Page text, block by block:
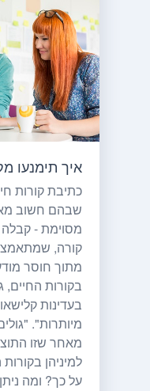
איך תימנעו
כתיבת קורות
שבהם חשוב
מסוימת -
קורה,
מתוך חוסר
בקורות החיים,
בעדינות
מיותרות".
מאחר שזו
למיניהן
על כך? ומה